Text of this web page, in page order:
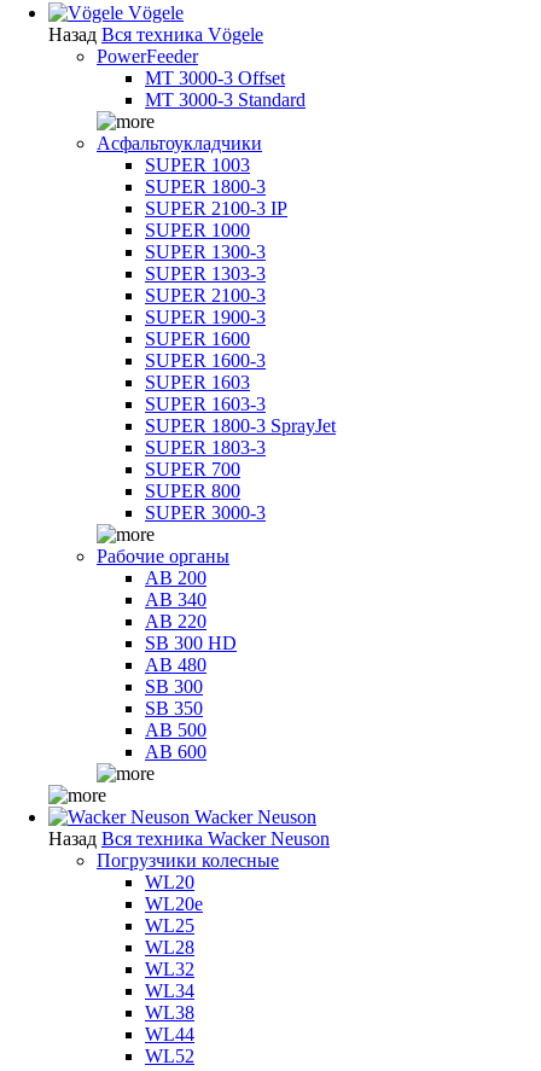
Vögele
Назад Вся техника Vögele
PowerFeeder
MT 3000-3 Offset
MT 3000-3 Standard
Асфальтоукладчики
SUPER 1003
SUPER 1800-3
SUPER 2100-3 IP
SUPER 1000
SUPER 1300-3
SUPER 1303-3
SUPER 2100-3
SUPER 1900-3
SUPER 1600
SUPER 1600-3
SUPER 1603
SUPER 1603-3
SUPER 1800-3 SprayJet
SUPER 1803-3
SUPER 700
SUPER 800
SUPER 3000-3
Рабочие органы
AB 200
AB 340
AB 220
SB 300 HD
AB 480
SB 300
SB 350
AB 500
AB 600
Wacker Neuson
Назад Вся техника Wacker Neuson
Погрузчики колесные
WL20
WL20e
WL25
WL28
WL32
WL34
WL38
WL44
WL52